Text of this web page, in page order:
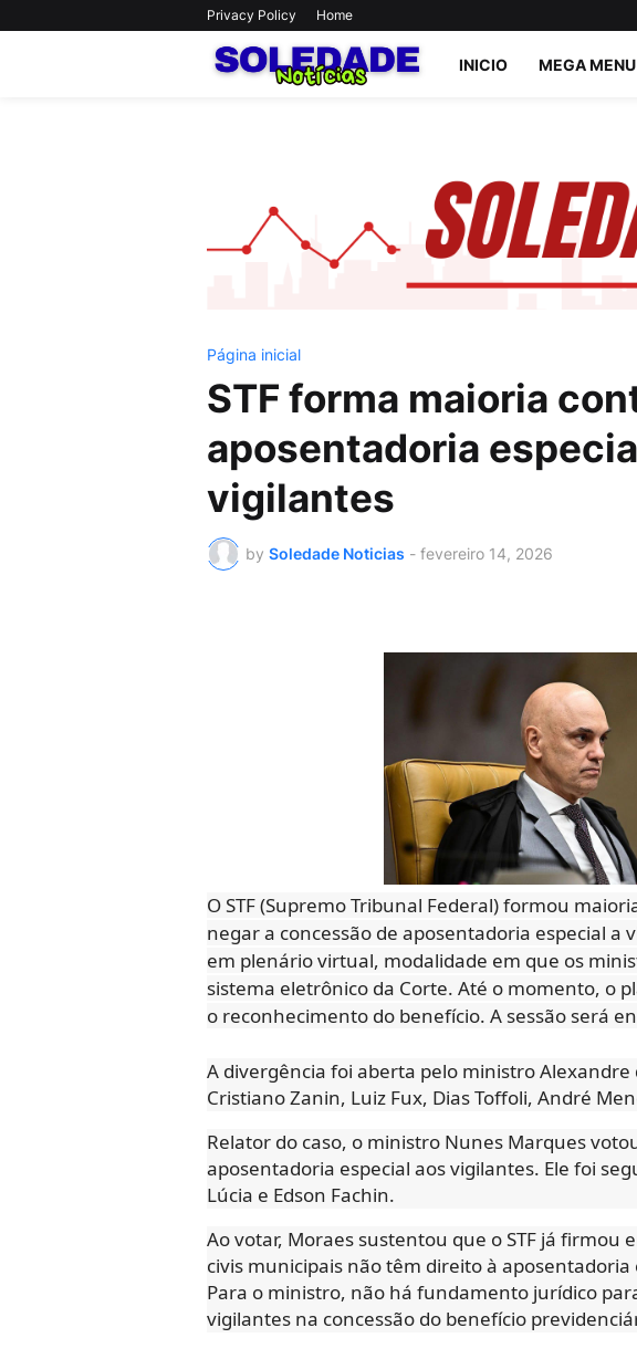
Privacy Policy Home
INICIO MEGA MENU
Página inicial
STF forma maioria
aposentadoria
vigilantes
by Soledade Noticias - fevereiro 14, 2026
O STF (Supremo Tribunal Federal) formou
negar a concessão de aposentadoria especial a
em plenário virtual, modalidade em que os
sistema eletrônico da Corte. Até o momento, o
o reconhecimento do benefício. A sessão será
A divergência foi aberta pelo ministro
Cristiano Zanin, Luiz Fux, Dias Toffoli, André
Relator do caso, o ministro Nunes Marques
aposentadoria especial aos vigilantes. Ele foi
Lúcia e Edson Fachin.
Ao votar, Moraes sustentou que o STF já
civis municipais não têm direito à aposentadoria
Para o ministro, não há fundamento jurídico
vigilantes na concessão do benefício